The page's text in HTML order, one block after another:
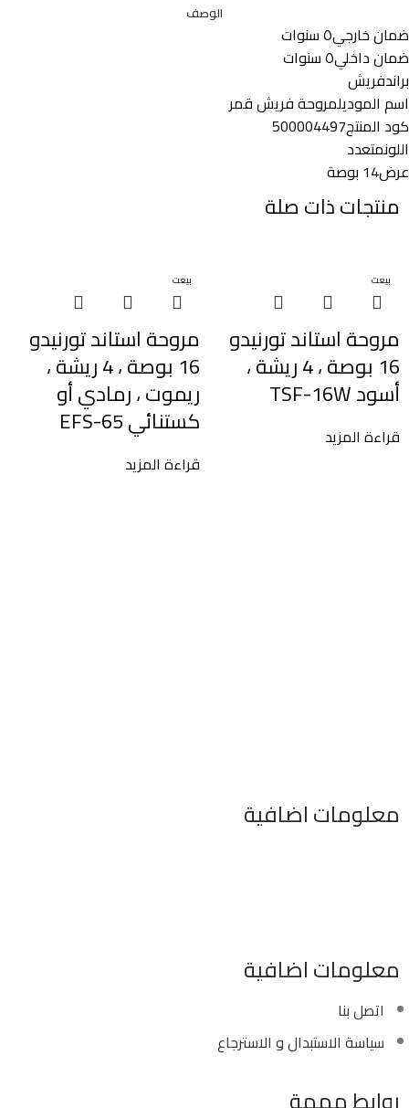
الوصف
ضمان خارجي٥ سنوات
ضمان داخلي٥ سنوات
براندفريش
اسم الموديلمروحة فريش قمر
كود المنتج500004497
اللونمتعدد
عرض14 بوصة
منتجات ذات صلة
بيعت
مروحة استاند تورنيدو
16 بوصة ، 4 ريشة ،
أسود TSF-16W
قراءة المزيد
بيعت
مروحة استاند تورنيدو
16 بوصة ، 4 ريشة ،
ريموت ، رمادي أو
كستنائي EFS-65
قراءة المزيد
معلومات اضافية
معلومات اضافية
اتصل بنا
سياسة الاستبدال و الاسترجاع